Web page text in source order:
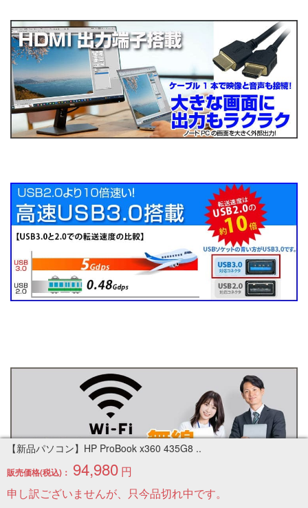
【新品パソコン】HP ProBook x360 435G8 ..
販売価格(税込)： 94,980 円
申し訳ございませんが、只今品切れ中です。